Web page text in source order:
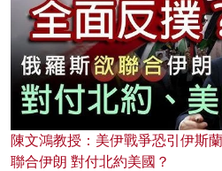
陳文鴻教授：美伊戰爭恐引伊斯
聯合伊朗 對付北約美國？